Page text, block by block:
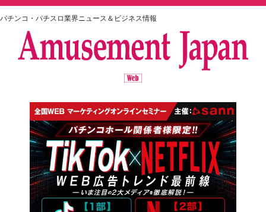
パチンコ・パチスロ業界ニュース＆ビジネス情報